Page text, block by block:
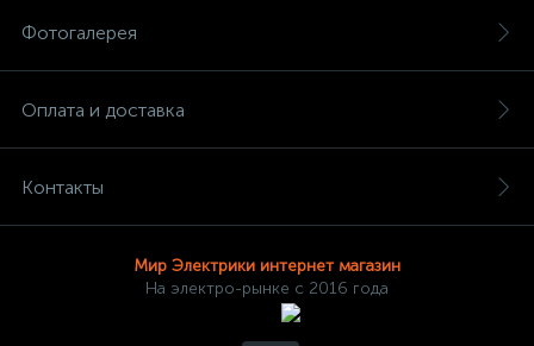
Фотогалерея
Оплата и доставка
Контакты
Мир Электрики интернет магазин
На электро-рынке с 2016 года